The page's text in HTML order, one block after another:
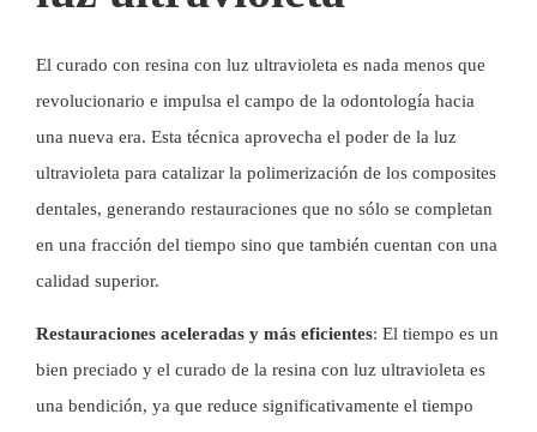
El curado con resina con luz ultravioleta es nada menos que
revolucionario e impulsa el campo de la odontología hacia
una nueva era. Esta técnica aprovecha el poder de la luz
ultravioleta para catalizar la polimerización de los composites
dentales, generando restauraciones que no sólo se completan
en una fracción del tiempo sino que también cuentan con una
calidad superior.
Restauraciones aceleradas y más eficientes: El tiempo es un
bien preciado y el curado de la resina con luz ultravioleta es
una bendición, ya que reduce significativamente el tiempo